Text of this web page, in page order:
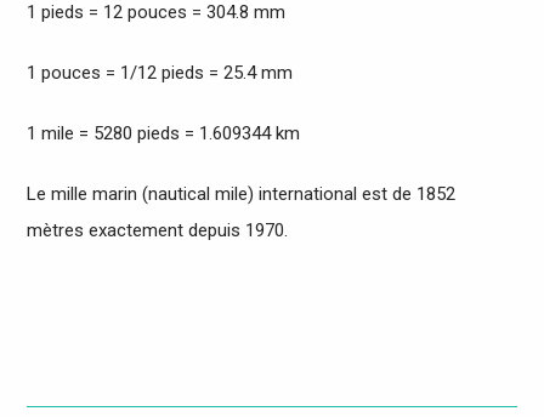
1 pieds = 12 pouces = 304.8 mm
1 pouces = 1/12 pieds = 25.4 mm
1 mile = 5280 pieds = 1.609344 km
Le mille marin (nautical mile) international est de 1852
mètres exactement depuis 1970.